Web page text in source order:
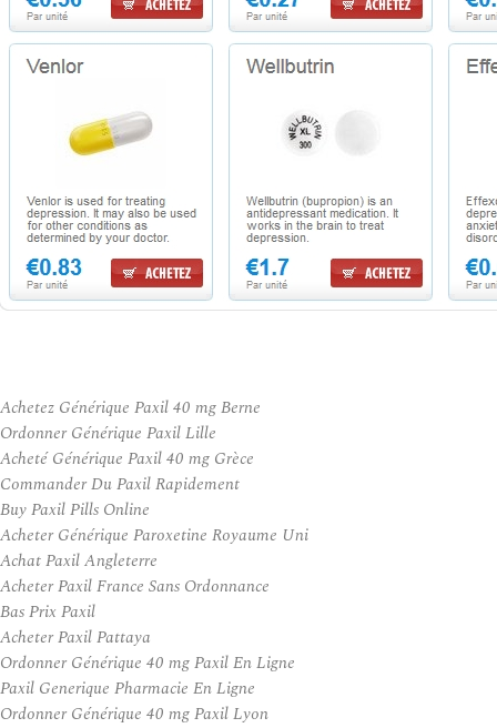
Achetez Générique Paxil 40 mg Berne
Ordonner Générique Paxil Lille
Acheté Générique Paxil 40 mg Grèce
Commander Du Paxil Rapidement
Buy Paxil Pills Online
Acheter Générique Paroxetine Royaume Uni
Achat Paxil Angleterre
Acheter Paxil France Sans Ordonnance
Bas Prix Paxil
Acheter Paxil Pattaya
Ordonner Générique 40 mg Paxil En Ligne
Paxil Generique Pharmacie En Ligne
Ordonner Générique 40 mg Paxil Lyon